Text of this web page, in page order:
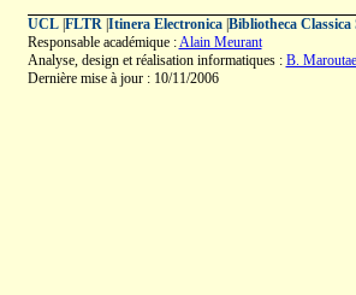
UCL| FLTR| Itinera Electronica| Bibliotheca Classica
Responsable académique :Alain Meurant
Analyse, design et réalisation informatiques : B.
Dernière mise à jour : 10/11/2006